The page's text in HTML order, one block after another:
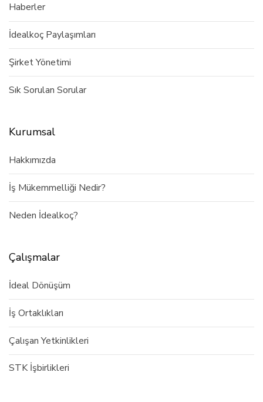
Haberler
İdealkoç Paylaşımları
Şirket Yönetimi
Sık Sorulan Sorular
Kurumsal
Hakkımızda
İş Mükemmelliği Nedir?
Neden İdealkoç?
Çalışmalar
İdeal Dönüşüm
İş Ortaklıkları
Çalışan Yetkinlikleri
STK İşbirlikleri